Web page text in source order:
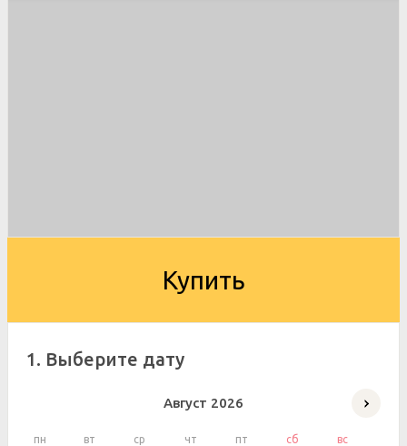
Купить
1. Выберите дату
Август 2026
пн вт ср чт пт сб вс